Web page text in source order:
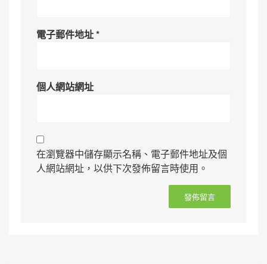
電子郵件地址*
個人網站網址
在瀏覽器中儲存顯示名稱、電子郵件地址及個
人網站網址，以供下次發佈留言時使用。